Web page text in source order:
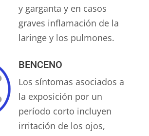
y garganta y en casos
graves inflamación de la
laringe y los pulmones.
BENCENO
Los síntomas asociados a
la exposición por un
período corto incluyen
irritación de los ojos,